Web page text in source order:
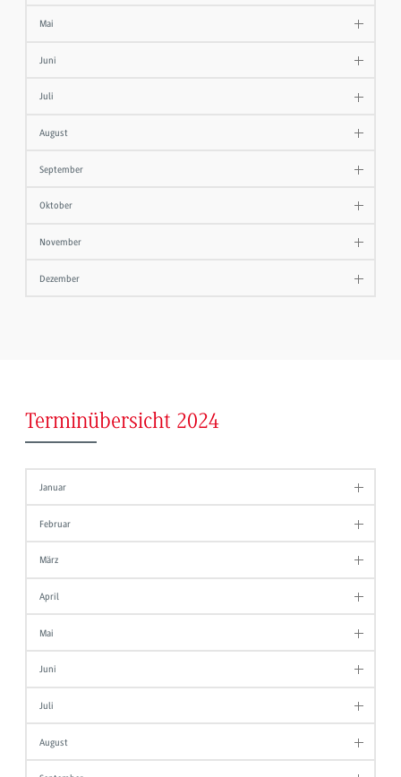
Mai
Juni
Juli
August
September
Oktober
November
Dezember
Terminübersicht 2024
Januar
Februar
März
April
Mai
Juni
Juli
August